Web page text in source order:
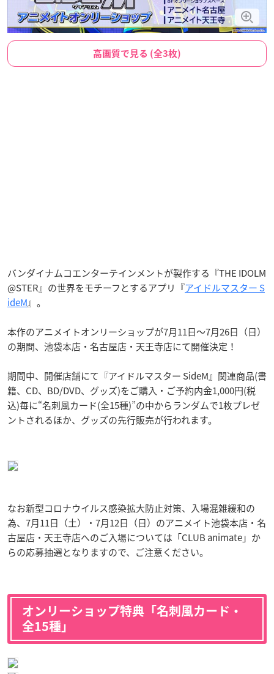
高画質で見る (全3枚)
バンダイナムコエンターテインメントが製作する『THE IDOLM
@STER』の世界をモチーフとするアプリ『アイドルマスター S
ideM』。
本作のアニメイトオンリーショップが7月11日〜7月26日（日）
の期間、池袋本店・名古屋店・天王寺店にて開催決定！
期間中、開催店舗にて『アイドルマスター SideM』関連商品(書
籍、CD、BD/DVD、グッズ)をご購入・ご予約内金1,000円(税
込)毎に“名刺風カード(全15種)”の中からランダムで1枚プレゼ
ントされるほか、グッズの先行販売が行われます。
なお新型コロナウイルス感染拡大防止対策、入場混雑緩和の
為、7月11日（土）・7月12日（日）のアニメイト池袋本店・名
古屋店・天王寺店へのご入場については「CLUB animate」か
らの応募抽選となりますので、ご注意ください。
オンリーショップ特典「名刺風カード・
全15種」